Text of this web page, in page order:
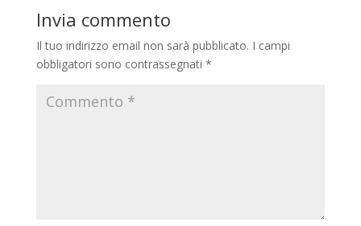
Invia commento
Il tuo indirizzo email non sarà pubblicato. I campi
obbligatori sono contrassegnati *